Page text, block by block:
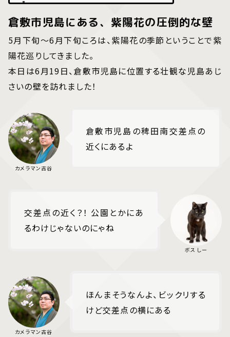
倉敷市児島にある、紫陽花の圧倒的な壁
5月下旬～6月下旬ころは、紫陽花の季節ということで紫
陽花巡りしてきました。
本日は6月19日、倉敷市児島に位置する壮観な児島あじ
さいの壁を訪れました！
倉敷市児島の稗田南交差点の
近くにあるよ
交差点の近く？！ 公園とかにあ
るわけじゃないのにゃね
ほんまそうなんよ、ビックリする
けど交差点の横にある